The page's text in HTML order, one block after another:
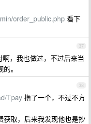
order_public.php看下
37
，我也做过，不过后来当
。
38
Tpay 撸了一个，不过不方
获取，后来我发现他也是抄